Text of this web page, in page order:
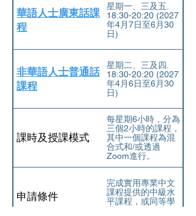
華語人士廣東話課
程
星期一、三及五.
18:30-20:20 (2027
年4⽉7⽇⾄6⽉30
⽇)
非華語人士普通話
課程
星期二、三及四.
18:30-20:20 (2027
年4⽉6⽇⾄6⽉30
⽇)
課時及授課模式
每星期6小時，分為
三個2小時的課程，
其中一個課程為混
合式和/或透過
Zoom進行。
申請條件
完成實用專業中文
課程提供的中級水
平課程，或同等學
歷*